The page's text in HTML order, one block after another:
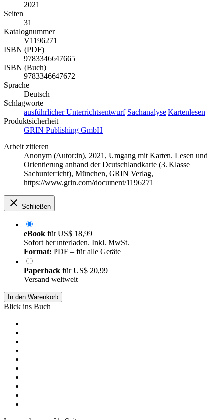
2021
Seiten
31
Katalognummer
V1196271
ISBN (PDF)
9783346647665
ISBN (Buch)
9783346647672
Sprache
Deutsch
Schlagworte
ausführlicher Unterrichtsentwurf Sachanalyse Kartenlesen
Produktsicherheit
GRIN Publishing GmbH
Arbeit zitieren
Anonym (Autor:in), 2021, Umgang mit Karten. Lesen und
Orientierung anhand der Deutschlandkarte (3. Klasse
Sachunterricht), München, GRIN Verlag,
https://www.grin.com/document/1196271
Schließen
eBook fürUS$ 18,99
Sofort herunterladen. Inkl. MwSt.
Format: PDF – für alle Geräte
Paperback fürUS$ 20,99
Versand weltweit
In den Warenkorb
Blick ins Buch